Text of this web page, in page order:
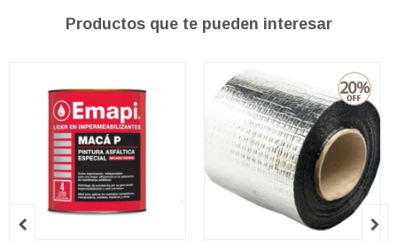
Productos que te pueden interesar
 